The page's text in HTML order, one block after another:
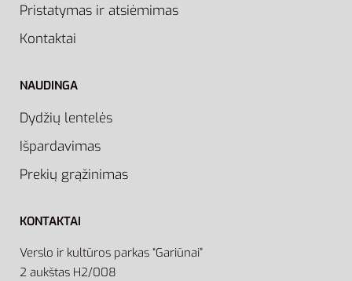
Pristatymas ir atsiėmimas
Kontaktai
NAUDINGA
Dydžių lentelės
Išpardavimas
Prekių grąžinimas
KONTAKTAI
Verslo ir kultūros parkas “Gariūnai”
2 aukštas H2/008